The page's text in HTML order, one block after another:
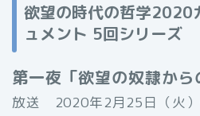
欲望の時代の哲学2020
ュメント 5回シリーズ
第一夜「欲望の奴隷から
放送 2020年2月25日（火